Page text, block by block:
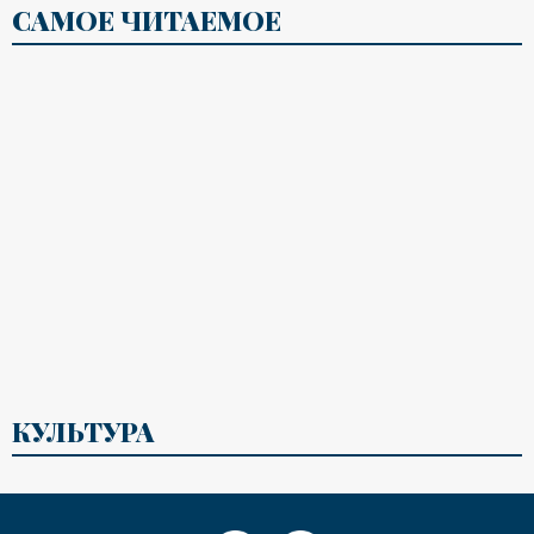
САМОЕ ЧИТАЕМОЕ
КУЛЬТУРА